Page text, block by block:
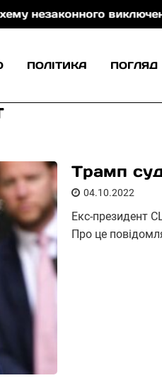
виключення з
ПОЛІТИКА ПОГЛЯД
Трамп
04.10.2022
Екс-президент
Про це